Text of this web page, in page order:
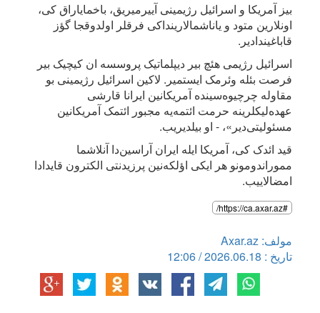
بیز آمریکا و اسرائیل رژیمینی آییرمیریق، باخمایاراق کی،
اونلارین متود و یاناشمالارینداکی فرقلر اولدوقجا گؤز
قاباغیندادیر.
اسرائیل رژیمی هئچ بیر دیپلماتیک پروسسه ان کیچیک بیر
فرصت بئله وئرمک ایستمیر. لاکین اسرائیل رژیمینی بو
مقاوله چرچیوه‌سینده آمریکانین ایرانا قارشی
عهده‌لیکلرینه حرمت ائتمه‌یه مجبور ائتمک آمریکانین
مسئولیتی‌دیر»، - او بیلدیریب.
قید ائدک کی، آمریکا ایله ایران آراسین‌دا آنلاشما
مموراندومونو هر ایکی اؤلکه‌نین پرزیدنتی الکترون قایدادا
امضالاییب.
#https://ca.axar.az/
مولف: Axar.az
تاریخ : 2026.06.18 / 12:06